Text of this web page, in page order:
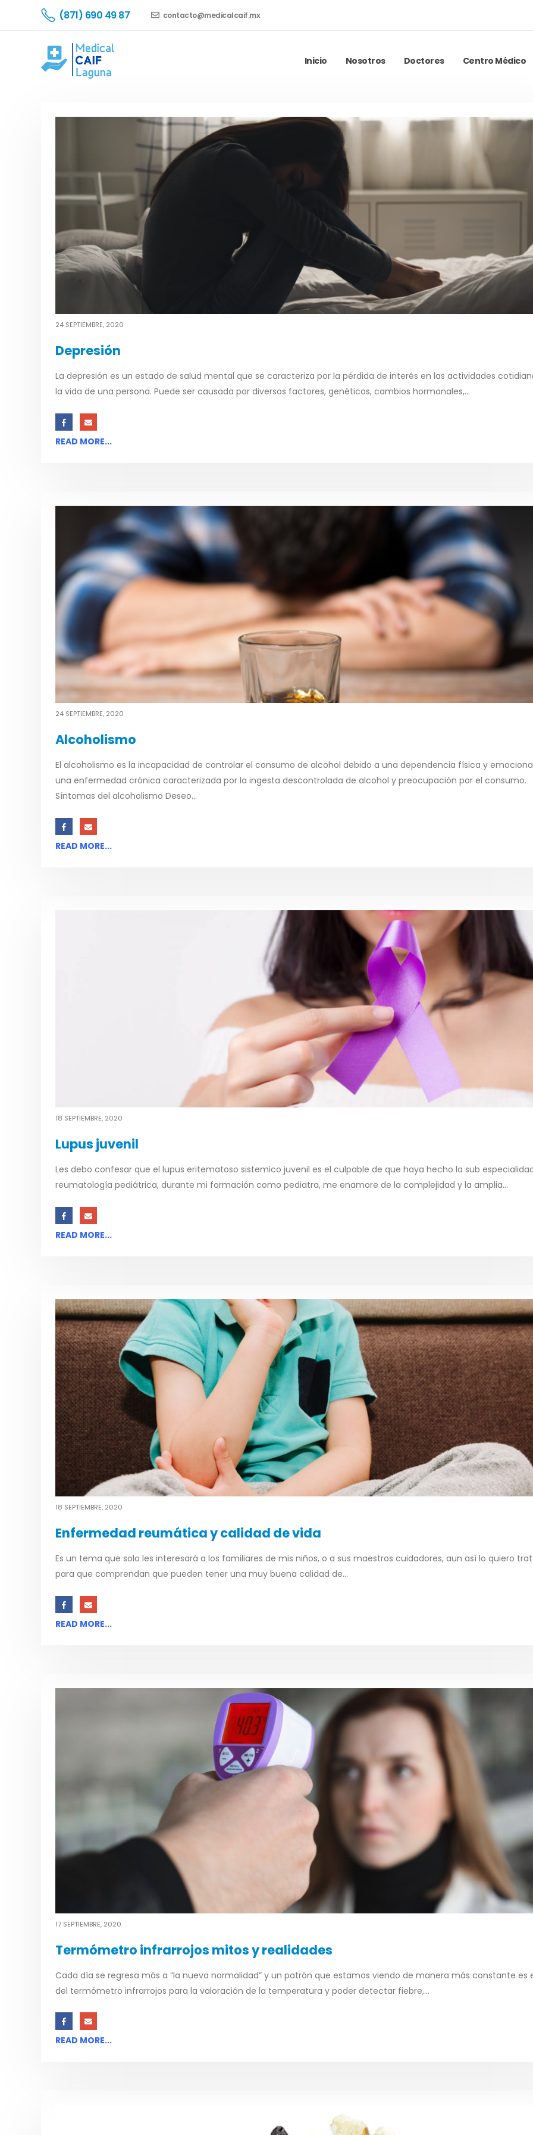
(871) 690 49 87 contacto@medicalcaif.mx
Inicio Nosotros Doctores Centro Médico
24 SEPTIEMBRE, 2020
Depresión
La depresión es un estado de salud mental que se caracteriza por la pérdida de interés en las actividades
la vida de una persona. Puede ser causada por diversos factores, genéticos, cambios hormonales,...
READ MORE...
24 SEPTIEMBRE, 2020
Alcoholismo
El alcoholismo es la incapacidad de controlar el consumo de alcohol debido a una dependencia física y
una enfermedad crónica caracterizada por la ingesta descontrolada de alcohol y preocupación por el consumo.
Síntomas del alcoholismo Deseo...
READ MORE...
18 SEPTIEMBRE, 2020
Lupus juvenil
Les debo confesar que el lupus eritematoso sistemico juvenil es el culpable de que haya hecho la sub
reumatología pediátrica, durante mi formación como pediatra, me enamore de la complejidad y la amplia...
READ MORE...
18 SEPTIEMBRE, 2020
Enfermedad reumática y calidad de vida
Es un tema que solo les interesará a los familiares de mis niños, o a sus maestros cuidadores, aun así lo quiero
para que comprendan que pueden tener una muy buena calidad de...
READ MORE...
17 SEPTIEMBRE, 2020
Termómetro infrarrojos mitos y realidades
Cada día se regresa más a “la nueva normalidad” y un patrón que estamos viendo de manera más constante es
del termómetro infrarrojos para la valoración de la temperatura y poder detectar fiebre,...
READ MORE...